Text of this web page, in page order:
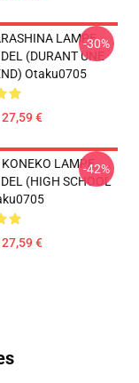
LAMPE
(DURANT UNE
Otaku0705
€
-30%
LAMPE
(HIGH SCHOOL
€
-42%